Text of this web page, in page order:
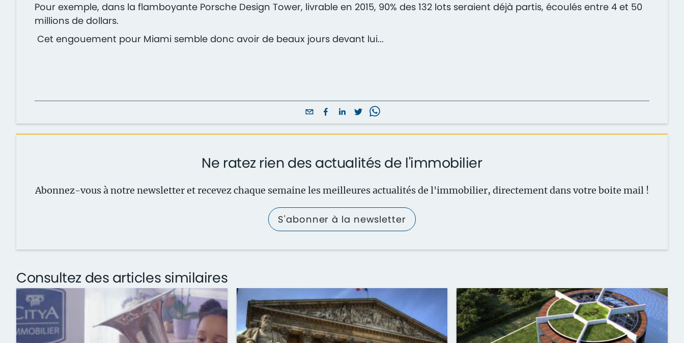
Pour exemple, dans la flamboyante Porsche Design Tower, livrable en 2015, 90% des 132 lots seraient déjà partis, écoulés entre 4 et 50
millions de dollars.
Cet engouement pour Miami semble donc avoir de beaux jours devant lui...
Ne ratez rien des actualités de l'immobilier
Abonnez-vous à notre newsletter et recevez chaque semaine les meilleures actualités de l'immobilier, directement dans votre boite mail !
S'abonner à la newsletter
Consultez des articles similaires